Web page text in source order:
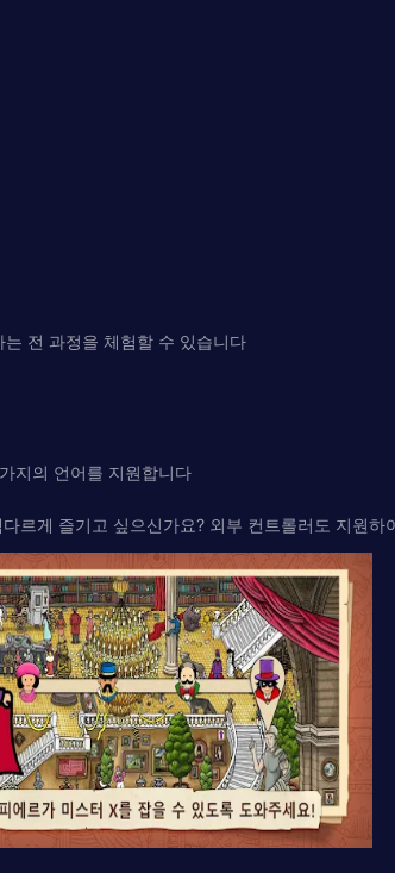
전 과정을 체험할 수 있습니다
지의 언어를 지원합니다
게 즐기고 싶으신가요? 외부 컨트롤러도 지원하